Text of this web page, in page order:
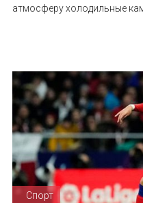
атмосферу холодильные
Спорт